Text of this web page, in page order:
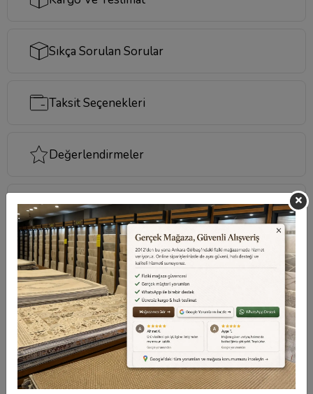
Sıkça Sorulan Sorular
Taksit Seçenekleri
Değerlendirmeler
Destek Merkezi
Aklınızdaki soruların yanıtları ve önemli konuların
cevapları için destek merkezisayfamızı ziyaret
edebilirsiniz.
Destek Merkezi
Destek Merkezi
0540 001 51 51
Whatsapp Destek
0540 001 51 51
Öneri ve Şikayet